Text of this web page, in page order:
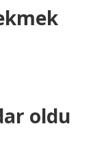
oldu